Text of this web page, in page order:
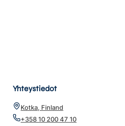
Yhteystiedot
Kotka, Finland
+358 10 200 47 10